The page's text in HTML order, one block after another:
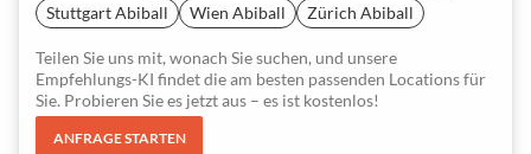
Stuttgart Abiball
Wien Abiball Zürich Abiball
Teilen Sie uns mit, wonach Sie suchen, und unsere
Empfehlungs-KI findet die am besten passenden Locations für
Sie. Probieren Sie es jetzt aus – es ist kostenlos!
ANFRAGE STARTEN